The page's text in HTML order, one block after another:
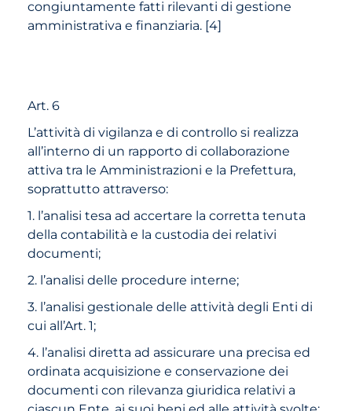
congiuntamente fatti rilevanti di gestione
amministrativa e finanziaria. [4]
Art. 6
L’attività di vigilanza e di controllo si realizza
all’interno di un rapporto di collaborazione
attiva tra le Amministrazioni e la Prefettura,
soprattutto attraverso:
1. l’analisi tesa ad accertare la corretta tenuta
della contabilità e la custodia dei relativi
documenti;
2. l’analisi delle procedure interne;
3. l’analisi gestionale delle attività degli Enti di
cui all’Art. 1;
4. l’analisi diretta ad assicurare una precisa ed
ordinata acquisizione e conservazione dei
documenti con rilevanza giuridica relativi a